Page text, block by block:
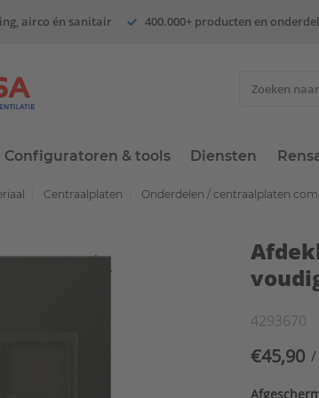
airco én sanitair 400.000+ producten en
Configuratoren & tools Diensten
Centraalplaten Onderdelen / centraalplaten
4293670
€45,90 /